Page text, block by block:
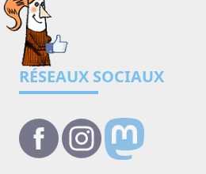
RÉSEAUX SOCIAUX